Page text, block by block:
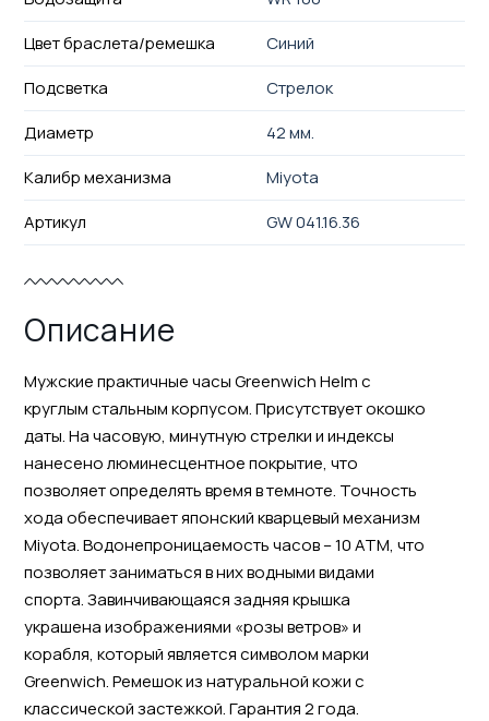
Цвет браслета/ремешка
Синий
Подсветка
Стрелок
Диаметр
42 мм.
Калибр механизма
Miyota
Артикул
GW 041.16.36
Описание
Мужские практичные часы Greenwich Helm с
круглым стальным корпусом. Присутствует окошко
даты. На часовую, минутную стрелки и индексы
нанесено люминесцентное покрытие, что
позволяет определять время в темноте. Точность
хода обеспечивает японский кварцевый механизм
Miyota. Водонепроницаемость часов – 10 АТМ, что
позволяет заниматься в них водными видами
спорта. Завинчивающаяся задняя крышка
украшена изображениями «розы ветров» и
корабля, который является символом марки
Greenwich. Ремешок из натуральной кожи с
классической застежкой. Гарантия 2 года.